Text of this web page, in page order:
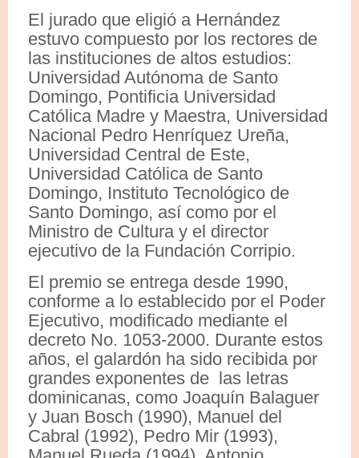
El jurado que eligió a Hernández
estuvo compuesto por los rectores de
las instituciones de altos estudios:
Universidad Autónoma de Santo
Domingo, Pontificia Universidad
Católica Madre y Maestra, Universidad
Nacional Pedro Henríquez Ureña,
Universidad Central de Este,
Universidad Católica de Santo
Domingo, Instituto Tecnológico de
Santo Domingo, así como por el
Ministro de Cultura y el director
ejecutivo de la Fundación Corripio.
El premio se entrega desde 1990,
conforme a lo establecido por el Poder
Ejecutivo, modificado mediante el
decreto No. 1053-2000. Durante estos
años, el galardón ha sido recibida por
grandes exponentes de las letras
dominicanas, como Joaquín Balaguer
y Juan Bosch (1990), Manuel del
Cabral (1992), Pedro Mir (1993),